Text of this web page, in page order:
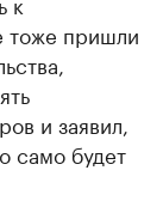
тоже пришли
и заявил,
само будет